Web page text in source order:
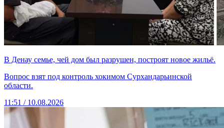
В Денау семье, чей дом был разрушен, построят новое жильё.
Вопрос взят под контроль хокимом Сурхандарьинской
области.
11:51 / 10.08.2026